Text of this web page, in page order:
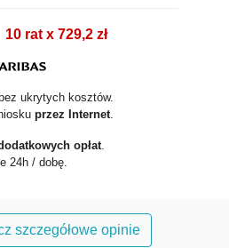
10 rat x 729,2 zł
ukrytych kosztów.
przez Internet
opłat
24h / dobę.
szczegółowe opinie